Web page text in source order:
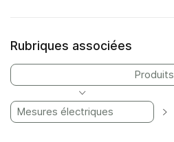
Rubriques associées
Produits
Mesures électriques